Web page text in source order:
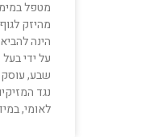
מטפל
מהיזק
הינה
על ידי
שבע, עוסק
נגד
לאומי,